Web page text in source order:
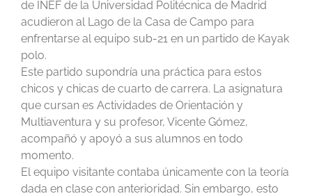
de INEF de la Universidad Politécnica de Madrid
acudieron al Lago de la Casa de Campo para
enfrentarse al equipo sub-21 en un partido de Kayak
polo.
Este partido supondría una práctica para estos
chicos y chicas de cuarto de carrera. La asignatura
que cursan es Actividades de Orientación y
Multiaventura y su profesor, Vicente Gómez,
acompañó y apoyó a sus alumnos en todo
momento.
El equipo visitante contaba únicamente con la teoría
dada en clase con anterioridad. Sin embargo, esto